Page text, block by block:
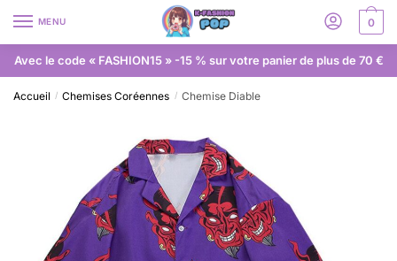
MENU 0
Avec le code « FASHION15 » -15 % sur votre panier de plus de 70 €
Accueil / Chemises Coréennes / Chemise Diable